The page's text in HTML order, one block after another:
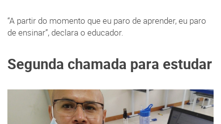
“A partir do momento que eu paro de aprender, eu paro
de ensinar”, declara o educador.
Segunda chamada para estudar